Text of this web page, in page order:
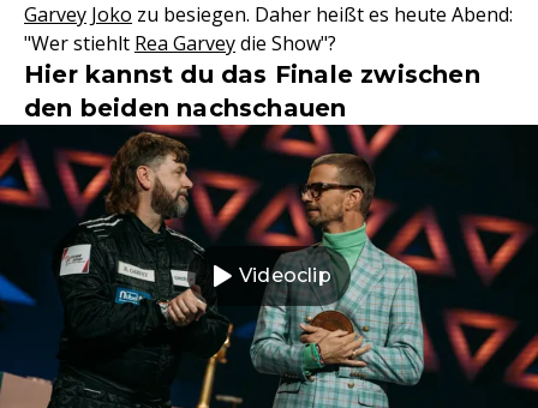
Garvey Joko zu besiegen. Daher heißt es heute Abend:
"Wer stiehlt Rea Garveydie Show"?
Hier kannst du das Finale zwischen
den beiden nachschauen
Videoclip